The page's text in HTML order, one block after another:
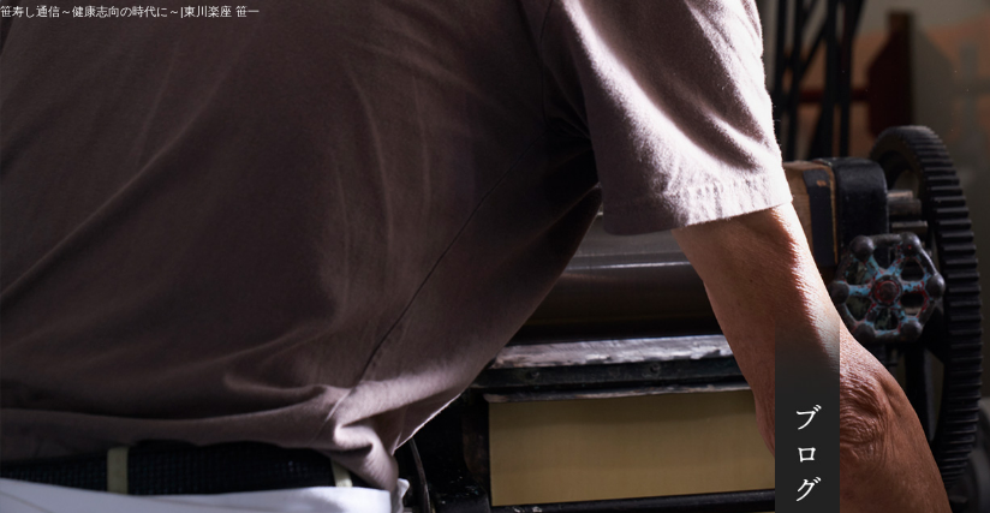
笹寿し通信～健康志向の時代に～|東川楽座 笹一